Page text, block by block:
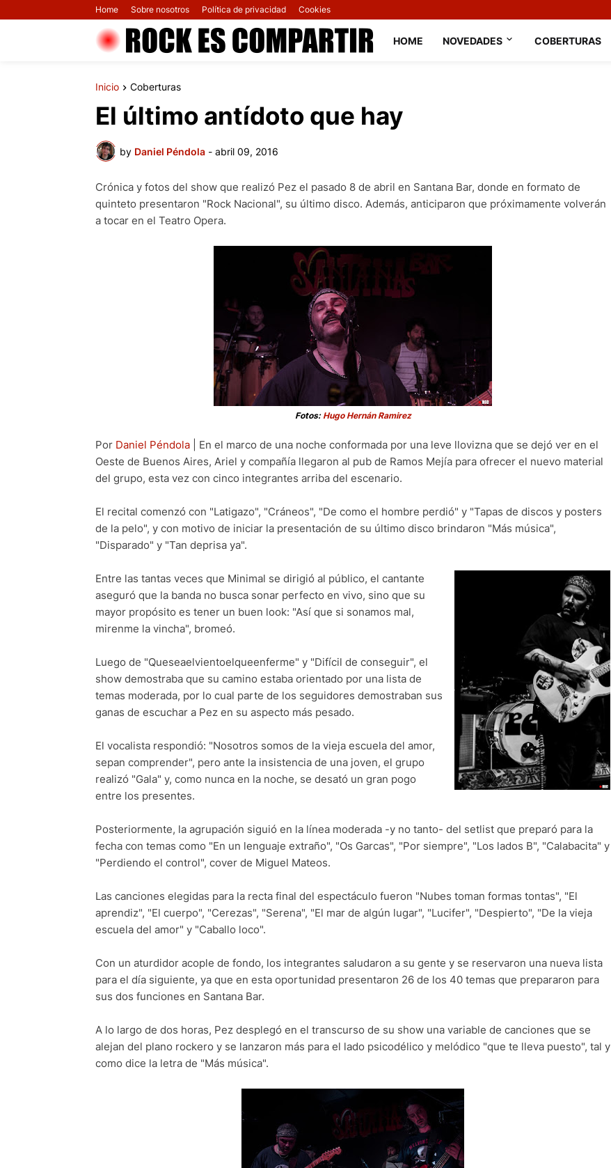
Home Sobre nosotros Política de privacidad Cookies
HOME NOVEDADES COBERTURAS
Inicio Coberturas
El último antídoto que hay
by Daniel Péndola - abril 09, 2016
Crónica y fotos del show que realizó Pez el pasado 8 de abril en Santana Bar, donde en formato de
quinteto presentaron "Rock Nacional", su último disco. Además, anticiparon que próximamente volverán
a tocar en el Teatro Opera.
Fotos:Hugo Hernán Ramirez
Por Daniel Péndola | En el marco de una noche conformada por una leve llovizna que se dejó ver en el
Oeste de Buenos Aires, Ariel y compañía llegaron al pub de Ramos Mejía para ofrecer el nuevo material
del grupo, esta vez con cinco integrantes arriba del escenario.
El recital comenzó con "Latigazo", "Cráneos", "De como el hombre perdió" y "Tapas de discos y posters
de la pelo", y con motivo de iniciar la presentación de su último disco brindaron "Más música",
"Disparado" y "Tan deprisa ya".
Entre las tantas veces que Minimal se dirigió al público, el cantante
aseguró que la banda no busca sonar perfecto en vivo, sino que su
mayor propósito es tener un buen look: "Así que si sonamos mal,
mirenme la vincha", bromeó.
Luego de "Queseaelvientoelqueenferme" y "Difícil de conseguir", el
show demostraba que su camino estaba orientado por una lista de
temas moderada, por lo cual parte de los seguidores demostraban sus
ganas de escuchar a Pez en su aspecto más pesado.
El vocalista respondió: "Nosotros somos de la vieja escuela del amor,
sepan comprender", pero ante la insistencia de una joven, el grupo
realizó "Gala" y, como nunca en la noche, se desató un gran pogo
entre los presentes.
Posteriormente, la agrupación siguió en la línea moderada -y no tanto- del setlist que preparó para la
fecha con temas como "En un lenguaje extraño", "Os Garcas", "Por siempre", "Los lados B", "Calabacita" y
"Perdiendo el control", cover de Miguel Mateos.
Las canciones elegidas para la recta final del espectáculo fueron "Nubes toman formas tontas", "El
aprendiz", "El cuerpo", "Cerezas", "Serena", "El mar de algún lugar", "Lucifer", "Despierto", "De la vieja
escuela del amor" y "Caballo loco".
Con un aturdidor acople de fondo, los integrantes saludaron a su gente y se reservaron una nueva lista
para el día siguiente, ya que en esta oportunidad presentaron 26 de los 40 temas que prepararon para
sus dos funciones en Santana Bar.
A lo largo de dos horas, Pez desplegó en el transcurso de su show una variable de canciones que se
alejan del plano rockero y se lanzaron más para el lado psicodélico y melódico "que te lleva puesto", tal y
como dice la letra de "Más música".